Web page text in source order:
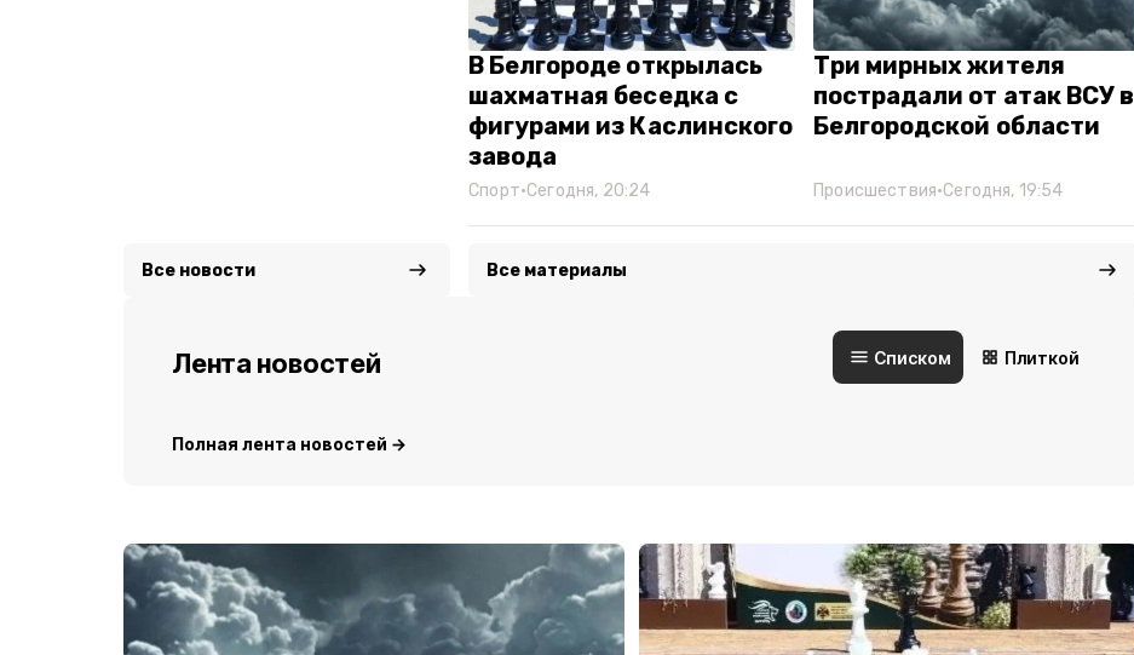
В Белгороде открылась
шахматная беседка с
фигурами из Каслинского
завода
Спорт•Сегодня, 20:24
Три мирных жителя
пострадали от атак ВСУ в
Белгородской области
Происшествия•Сегодня, 19:54
Все новости Все материалы
Лента новостей Списком Плиткой
Полная лента новостей →